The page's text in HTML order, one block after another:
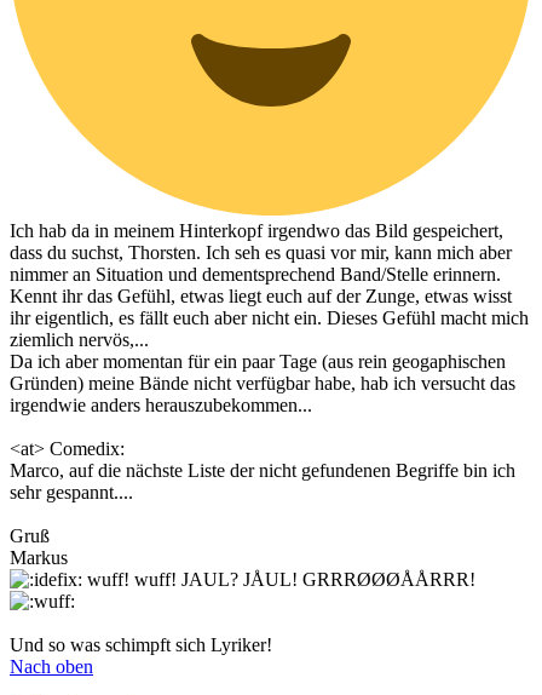
Ich hab da in meinem Hinterkopf irgendwo das Bild gespeichert,
dass du suchst, Thorsten. Ich seh es quasi vor mir, kann mich aber
nimmer an Situation und dementsprechend Band/Stelle erinnern.
Kennt ihr das Gefühl, etwas liegt euch auf der Zunge, etwas wisst
ihr eigentlich, es fällt euch aber nicht ein. Dieses Gefühl macht mich
ziemlich nervös,...
Da ich aber momentan für ein paar Tage (aus rein geogaphischen
Gründen) meine Bände nicht verfügbar habe, hab ich versucht das
irgendwie anders herauszubekommen...
<at> Comedix:
Marco, auf die nächste Liste der nicht gefundenen Begriffe bin ich
sehr gespannt....
Gruß
Markus
wuff! wuff! JAUL? JÅUL! GRRRØØØÅÅRRR!
Und so was schimpft sich Lyriker!
Nach oben